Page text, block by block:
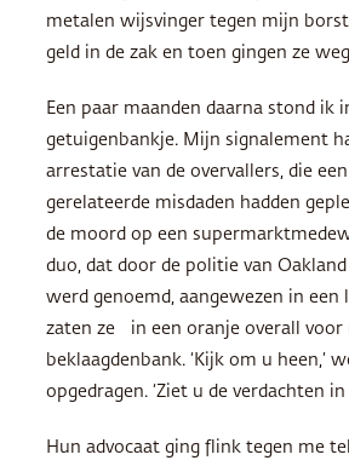
metalen wijsvinger tegen mijn
geld in de zak en toen gingen ze
Een paar maanden daarna stond ik
getuigenbankje. Mijn signalement
arrestatie van de overvallers, die
gerelateerde misdaden hadden
de moord op een
duo, dat door de politie van Oakland
werd genoemd, aangewezen in een
zaten ze in een oranje overall voor
beklaagdenbank. ‘Kijk om u heen,’
opgedragen. ‘Ziet u de verdachten in
Hun advocaat ging flink tegen me